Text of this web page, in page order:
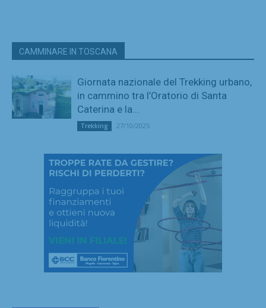
CAMMINARE IN TOSCANA
Giornata nazionale del Trekking urbano,
in cammino tra l’Oratorio di Santa
Caterina e la...
Trekking 27/10/2025